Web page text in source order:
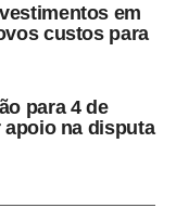
sociais, os
fortalecer a
mais recorrentes
crítico, a
em
custos para
para 4 de
na disputa